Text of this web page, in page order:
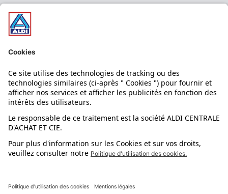
Nos bons plans
Nos rayons
Nos marques
Nos astuces
Évènements
L'application mobile